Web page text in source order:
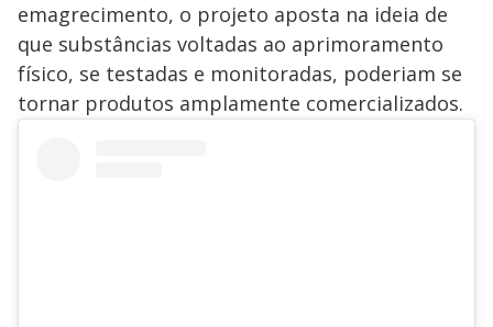
emagrecimento, o projeto aposta na ideia de
que substâncias voltadas ao aprimoramento
físico, se testadas e monitoradas, poderiam se
tornar produtos amplamente comercializados.